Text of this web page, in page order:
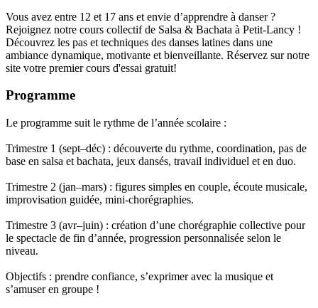
Vous avez entre 12 et 17 ans et envie d’apprendre à danser ?
Rejoignez notre cours collectif de Salsa & Bachata à Petit-Lancy !
Découvrez les pas et techniques des danses latines dans une
ambiance dynamique, motivante et bienveillante. Réservez sur notre
site votre premier cours d'essai gratuit!
Programme
Le programme suit le rythme de l’année scolaire :
Trimestre 1 (sept–déc) : découverte du rythme, coordination, pas de
base en salsa et bachata, jeux dansés, travail individuel et en duo.
Trimestre 2 (jan–mars) : figures simples en couple, écoute musicale,
improvisation guidée, mini-chorégraphies.
Trimestre 3 (avr–juin) : création d’une chorégraphie collective pour
le spectacle de fin d’année, progression personnalisée selon le
niveau.
Objectifs : prendre confiance, s’exprimer avec la musique et
s’amuser en groupe !